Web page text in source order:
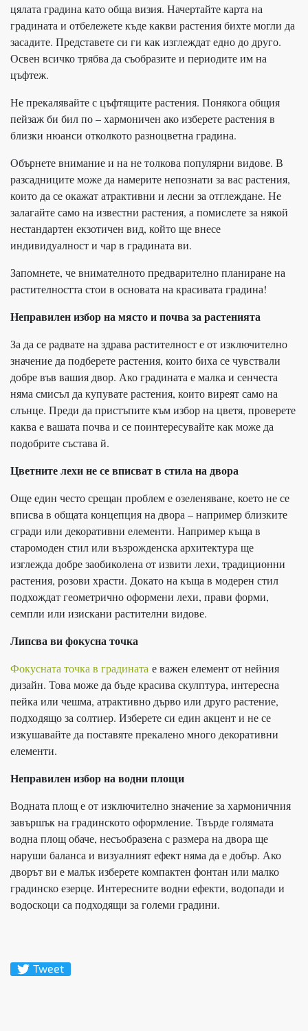
цялата градина като обща визия. Начертайте карта на
градината и отбележете къде какви растения бихте могли да
засадите. Представете си ги как изглеждат едно до друго.
Освен всичко трябва да съобразите и периодите им на
цъфтеж.
Не прекалявайте с цъфтящите растения. Понякога общия
пейзаж би бил по – хармоничен ако изберете растения в
близки нюанси отколкото разноцветна градина.
Обърнете внимание и на не толкова популярни видове. В
разсадниците може да намерите непознати за вас растения,
които да се окажат атрактивни и лесни за отглеждане. Не
залагайте само на известни растения, а помислете за някой
нестандартен екзотичен вид, който ще внесе
индивидуалност и чар в градината ви.
Запомнете, че внимателното предварително планиране на
растителността стои в основата на красивата градина!
Неправилен избор на място и почва за растенията
За да се радвате на здрава растителност е от изключително
значение да подберете растения, които биха се чувствали
добре във вашия двор. Ако градината е малка и сенчеста
няма смисъл да купувате растения, които виреят само на
слънце. Преди да пристъпите към избор на цветя, проверете
каква е вашата почва и се поинтересувайте как може да
подобрите състава й.
Цветните лехи не се вписват в стила на двора
Още един често срещан проблем е озеленяване, което не се
вписва в общата концепция на двора – например близките
сгради или декоративни елементи. Например къща в
старомоден стил или възрожденска архитектура ще
изглежда добре заобиколена от извити лехи, традиционни
растения, розови храсти. Докато на къща в модерен стил
подхождат геометрично оформени лехи, прави форми,
семпли или изискани растителни видове.
Липсва ви фокусна точка
Фокусната точка в градината е важен елемент от нейния
дизайн. Това може да бъде красива скулптура, интересна
пейка или чешма, атрактивно дърво или друго растение,
подходящо за солтиер. Изберете си един акцент и не се
изкушавайте да поставяте прекалено много декоративни
елементи.
Неправилен избор на водни площи
Водната площ е от изключително значение за хармоничния
завършък на градинското оформление. Твърде голямата
водна площ обаче, несъобразена с размера на двора ще
наруши баланса и визуалният ефект няма да е добър. Ако
дворът ви е малък изберете компактен фонтан или малко
градинско езерце. Интересните водни ефекти, водопади и
водоскоци са подходящи за големи градини.
Tweet